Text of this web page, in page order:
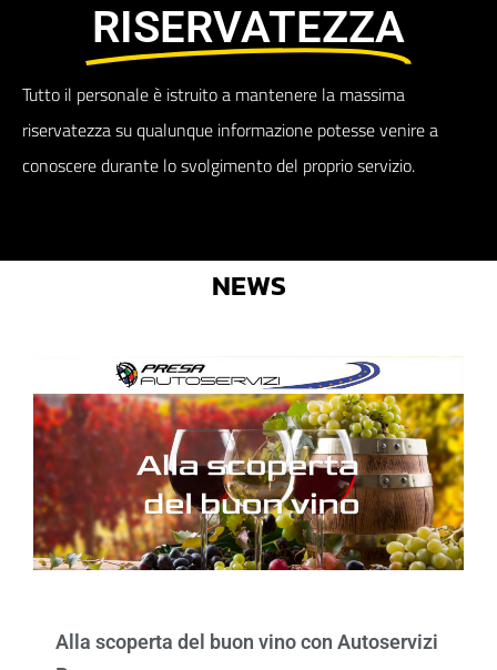
RISERVATEZZA
Tutto il personale è istruito a mantenere la massima
riservatezza su qualunque informazione potesse venire a
conoscere durante lo svolgimento del proprio servizio.
NEWS
Alla scoperta del buon vino con Autoservizi